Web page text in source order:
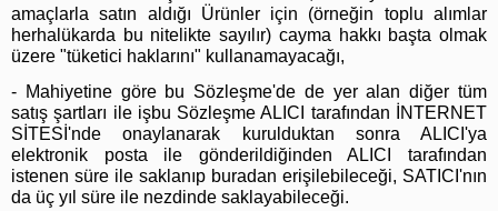
amaçlarla satın aldığı Ürünler için (örneğin toplu alımlar
herhalükarda bu nitelikte sayılır) cayma hakkı başta olmak
üzere "tüketici haklarını" kullanamayacağı,
- Mahiyetine göre bu Sözleşme'de de yer alan diğer tüm
satış şartları ile işbu Sözleşme ALICI tarafından İNTERNET
SİTESİ'nde onaylanarak kurulduktan sonra ALICI'ya
elektronik posta ile gönderildiğinden ALICI tarafından
istenen süre ile saklanıp buradan erişilebileceği, SATICI'nın
da üç yıl süre ile nezdinde saklayabileceği.